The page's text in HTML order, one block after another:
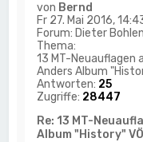
von Bernd
Fr 27. Mai 2016,
Forum: Dieter Bohlen
Thema:
13 MT-Neuauflagen
Anders Album
Antworten: 25
Zugriffe: 28447
Re: 13 MT-
Album "History"